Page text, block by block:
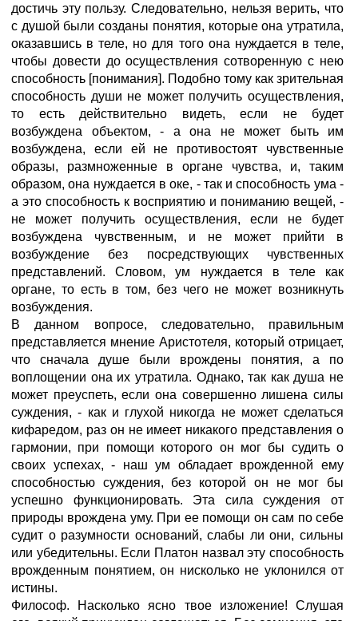
достичь эту пользу. Следовательно, нельзя верить, что
с душой были созданы понятия, которые она утратила,
оказавшись в теле, но для того она нуждается в теле,
чтобы довести до осуществления сотворенную с нею
способность [понимания]. Подобно тому как зрительная
способность души не может получить осуществления,
то есть действительно видеть, если не будет
возбуждена объектом, - а она не может быть им
возбуждена, если ей не противостоят чувственные
образы, размноженные в органе чувства, и, таким
образом, она нуждается в оке, - так и способность ума -
а это способность к восприятию и пониманию вещей, -
не может получить осуществления, если не будет
возбуждена чувственным, и не может прийти в
возбуждение без посредствующих чувственных
представлений. Словом, ум нуждается в теле как
органе, то есть в том, без чего не может возникнуть
возбуждения.
В данном вопросе, следовательно, правильным
представляется мнение Аристотеля, который отрицает,
что сначала душе были врождены понятия, а по
воплощении она их утратила. Однако, так как душа не
может преуспеть, если она совершенно лишена силы
суждения, - как и глухой никогда не может сделаться
кифаредом, раз он не имеет никакого представления о
гармонии, при помощи которого он мог бы судить о
своих успехах, - наш ум обладает врожденной ему
способностью суждения, без которой он не мог бы
успешно функционировать. Эта сила суждения от
природы врождена уму. При ее помощи он сам по себе
судит о разумности оснований, слабы ли они, сильны
или убедительны. Если Платон назвал эту способность
врожденным понятием, он нисколько не уклонился от
истины.
Философ. Насколько ясно твое изложение! Слушая